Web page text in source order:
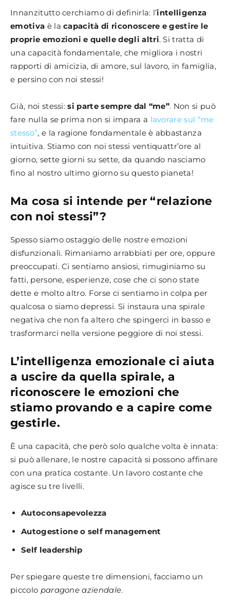
Innanzitutto cerchiamo di definirla: l’intelligenza
emotiva è lacapacità di riconoscere e gestire le
proprie emozioni e quelle degli altri. Si tratta di
una capacità fondamentale, che migliora i nostri
rapporti di amicizia, di amore, sul lavoro, in famiglia,
e persino con noi stessi!
Già, noi stessi: si parte sempre dal “me”. Non si può
fare nulla se prima non si impara a lavorare sul “me
stesso”, e la ragione fondamentale è abbastanza
intuitiva. Stiamo con noi stessi ventiquattr’ore al
giorno, sette giorni su sette, da quando nasciamo
fino al nostro ultimo giorno su questo pianeta!
Ma cosa si intende per “relazione
con noi stessi”?
Spesso siamo ostaggio delle nostre emozioni
disfunzionali. Rimaniamo arrabbiati per ore, oppure
preoccupati. Ci sentiamo ansiosi, rimuginiamo su
fatti, persone, esperienze, cose che ci sono state
dette e molto altro. Forse ci sentiamo in colpa per
qualcosa o siamo depressi. Si instaura una spirale
negativa che non fa altero che spingerci in basso e
trasformarci nella versione peggiore di noi stessi.
L’intelligenza emozionale ci aiuta
a uscire da quella spirale, a
riconoscere le emozioni che
stiamo provando e a capire come
gestirle.
È una capacità, che però solo qualche volta è innata:
si può allenare, le nostre capacità si possono affinare
con una pratica costante. Un lavoro costante che
agisce su tre livelli.
Autoconsapevolezza
Autogestione o self management
Self leadership
Per spiegare queste tre dimensioni, facciamo un
piccolo paragone aziendale.